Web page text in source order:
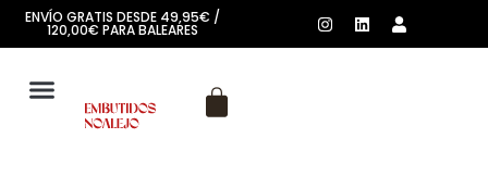
ENVÍO GRATIS DESDE 49,95€ /
120,00€ PARA BALEARES